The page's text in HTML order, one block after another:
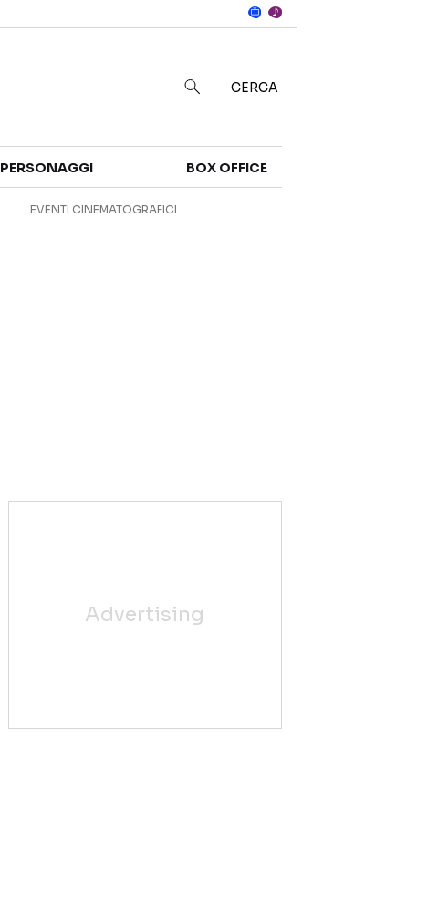
CURIOSITÀ
CERCA
PERSONAGGI BOX OFFICE
EVENTI CINEMATOGRAFICI